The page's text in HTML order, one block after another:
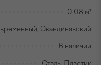
0.08 м³
Скандинавский
В наличии
Сталь, Пластик